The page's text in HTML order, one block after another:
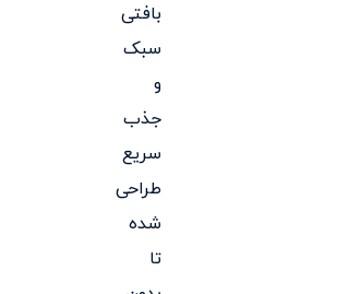
بافتی
سبک
و
جذب
سریع
طراحی
شده
تا